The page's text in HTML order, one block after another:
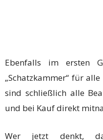
Ebenfalls im ersten
„Schatzkammer“ für
sind schließlich alle
und bei Kauf direkt
Wer jetzt denkt,